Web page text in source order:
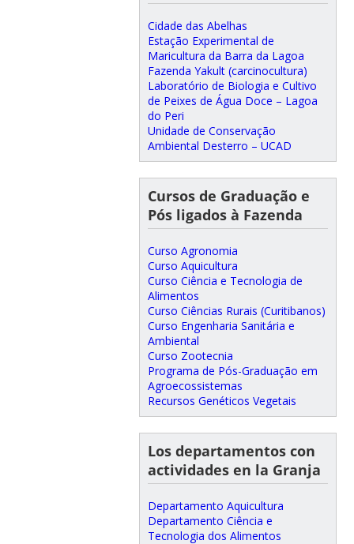
Cidade das Abelhas
Estação Experimental de
Maricultura da Barra da Lagoa
Fazenda Yakult (carcinocultura)
Laboratório de Biologia e Cultivo
de Peixes de Água Doce – Lagoa
do Peri
Unidade de Conservação
Ambiental Desterro – UCAD
Cursos de Graduação e
Pós ligados à Fazenda
Curso Agronomia
Curso Aquicultura
Curso Ciência e Tecnologia de
Alimentos
Curso Ciências Rurais (Curitibanos)
Curso Engenharia Sanitária e
Ambiental
Curso Zootecnia
Programa de Pós-Graduação em
Agroecossistemas
Recursos Genéticos Vegetais
Los departamentos con
actividades en la Granja
Departamento Aquicultura
Departamento Ciência e
Tecnologia dos Alimentos